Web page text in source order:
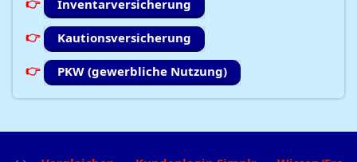
Inventarversicherung
Kautionsversicherung
PKW (gewerbliche Nutzung)